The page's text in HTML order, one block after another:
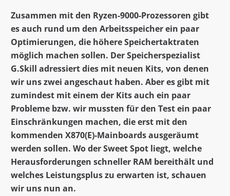
Zusammen mit den Ryzen-9000-Prozessoren gibt
es auch rund um den Arbeitsspeicher ein paar
Optimierungen, die höhere Speichertaktraten
möglich machen sollen. Der Speicherspezialist
G.Skill adressiert dies mit neuen Kits, von denen
wir uns zwei angeschaut haben. Aber es gibt mit
zumindest mit einem der Kits auch ein paar
Probleme bzw. wir mussten für den Test ein paar
Einschränkungen machen, die erst mit den
kommenden X870(E)-Mainboards ausgeräumt
werden sollen. Wo der Sweet Spot liegt, welche
Herausforderungen schneller RAM bereithält und
welches Leistungsplus zu erwarten ist, schauen
wir uns nun an.